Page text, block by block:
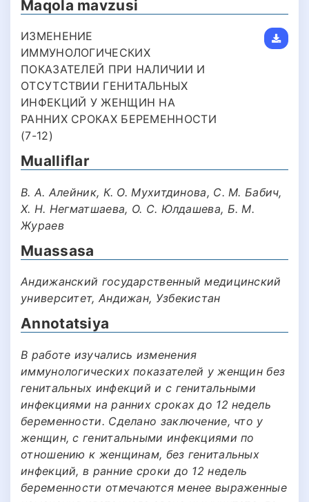
Maqola mavzusi
ИЗМЕНЕНИЕ
ИММУНОЛОГИЧЕСКИХ
ПОКАЗАТЕЛЕЙ ПРИ НАЛИЧИИ И
ОТСУТСТВИИ ГЕНИТАЛЬНЫХ
ИНФЕКЦИЙ У ЖЕНЩИН НА
РАННИХ СРОКАХ БЕРЕМЕННОСТИ
(7-12)
Mualliflar
В. А. Алейник, К. О. Мухитдинова, С. М. Бабич,
Х. Н. Негматшаева, О. С. Юлдашева, Б. М.
Жураев
Muassasa
Андижанский государственный медицинский
университет, Андижан, Узбекистан
Annotatsiya
В работе изучались изменения
иммунологических показателей у женщин без
генитальных инфекций и с генитальными
инфекциями на ранних сроках до 12 недель
беременности. Сделано заключение, что у
женщин, с генитальными инфекциями по
отношению к женщинам, без генитальных
инфекций, в ранние сроки до 12 недель
беременности отмечаются менее выраженные